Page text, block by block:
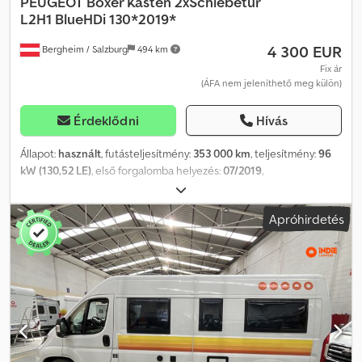
Bergheim / Salzburg 494 km
L2H1 BlueHDi 130*2019*
4 300 EUR
Fix ár
(ÁFA nem jeleníthető meg külön)
Érdeklődni Hívás
Állapot: használt, futásteljesítmény: 353 000 km, teljesítmény:96
kW (130,52 LE) , első forgalomba helyezés:07/2019
, össztömeg:
hajtástípus:mechanikai, kibocsátási osztály:Euro 6, ülések száma:
3, Gyártási év:2019, Felszereltség:ABS, elektronikus
stabilitásprogram (ESP), koromszűrő, központi zár, Peugeot
Boxer BlueHDi 130 L2H1 teherautó – EURO 6 Belső szám: 35
Alvázszám: VF3YA2MFB12L38254 Eladásra kínálunk egy hosszú
tengelytávú Peugeot Boxer BlueHDi 130 LE-s L2H1 teherautót.
Dcjdpfxozqi Hxe An Usk A jármű teljesen üzemkész állapotban van.
Járműadatok: Peugeot Boxer BlueHDi 130 LE * L2H1 teherautó *
Hosszú tengelytáv * 96 kW (130 LE) * Manuális váltó * EURO 6 *
Megengedett össztömeg: 3000 kg * Saját tömeg: 2004 kg *
Apróhirdetés